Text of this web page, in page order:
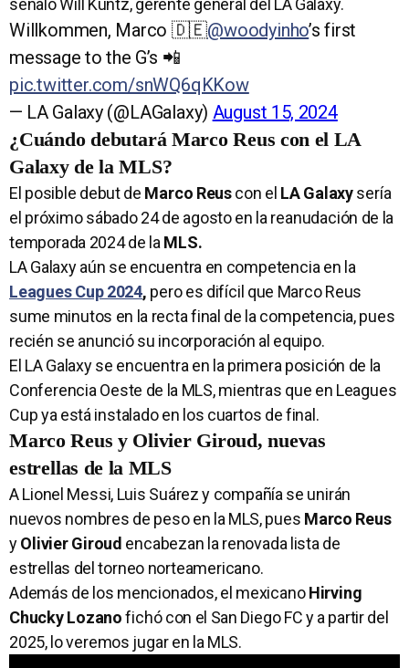
señaló Will Kuntz, gerente general del LA Galaxy.
Willkommen, Marco 🇩🇪@woodyinho’s first
message to the G’s 📲
pic.twitter.com/snWQ6qKKow
— LA Galaxy (@LAGalaxy) August 15, 2024
¿Cuándo debutará Marco Reus con el LA
Galaxy de la MLS?
El posible debut de Marco Reuscon el LA Galaxysería
el próximo sábado 24 de agosto en la reanudación de la
temporada 2024 de laMLS.
LA Galaxy aún se encuentra en competencia en la
Leagues Cup 2024, pero es difícil que Marco Reus
sume minutos en la recta final de la competencia, pues
recién se anunció su incorporación al equipo.
El LA Galaxy se encuentra en la primera posición de la
Conferencia Oeste de la MLS, mientras que en Leagues
Cup ya está instalado en los cuartos de final.
Marco Reus y Olivier Giroud, nuevas
estrellas de la MLS
A Lionel Messi, Luis Suárez y compañía se unirán
nuevos nombres de peso en la MLS, pues Marco Reus
yOlivier Giroud encabezan la renovada lista de
estrellas del torneo norteamericano.
Además de los mencionados, el mexicanoHirving
Chucky Lozanofichó con el San Diego FC y a partir del
2025, lo veremos jugar en la MLS.